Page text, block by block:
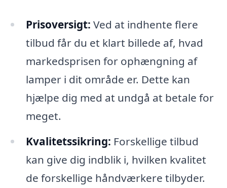
Prisoversigt: Ved at indhente flere
tilbud får du et klart billede af, hvad
markedsprisen for ophængning af
lamper i dit område er. Dette kan
hjælpe dig med at undgå at betale for
meget.
Kvalitetssikring: Forskellige tilbud
kan give dig indblik i, hvilken kvalitet
de forskellige håndværkere tilbyder.